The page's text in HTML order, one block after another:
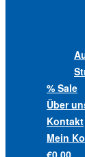
% Sale
Über
Kontakt
Mein
€0,00